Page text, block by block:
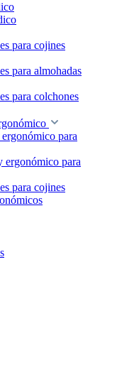
para cojines
para almohadas
para colchones
para
ergonómico para
para cojines